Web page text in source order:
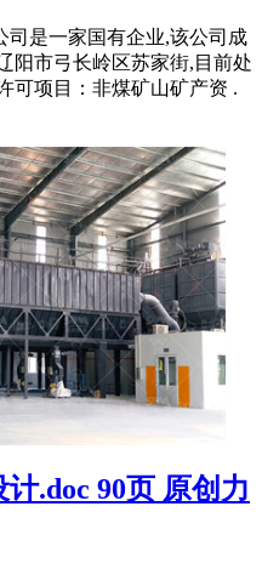
司是一家国有企业,该公司成
阳市弓长岭区苏家街,目前处
可项目：非煤矿山矿产资 .
.doc 90页 原创力